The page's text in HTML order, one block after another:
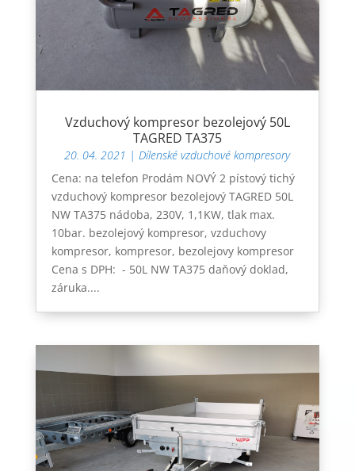
Vzduchový kompresor bezolejový 50L
TAGRED TA375
20. 04. 2021 | Dílenské vzduchové kompresory
Cena: na telefon Prodám NOVÝ 2 pístový tichý
vzduchový kompresor bezolejový TAGRED 50L
NW TA375 nádoba, 230V, 1,1KW, tlak max.
10bar. bezolejový kompresor, vzduchovy
kompresor, kompresor, bezolejovy kompresor
Cena s DPH: - 50L NW TA375 daňový doklad,
záruka....